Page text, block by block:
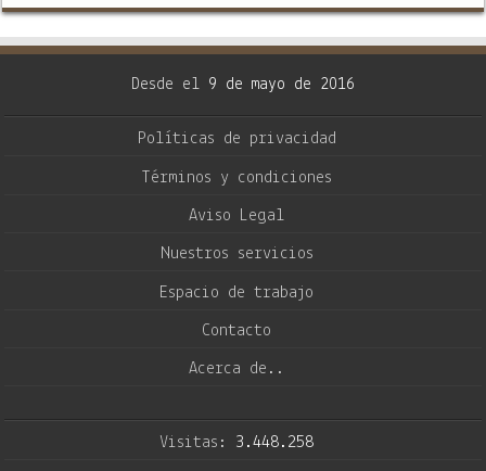
intraterrestre …
Desde el 9 de mayo de 2016
Políticas de privacidad
Términos y condiciones
Aviso Legal
Nuestros servicios
Espacio de trabajo
Contacto
Acerca de..
Visitas: 3.448.258